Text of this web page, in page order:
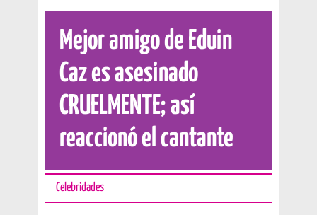
Mejor amigo de Eduin
Caz es asesinado
CRUELMENTE; así
reaccionó el cantante
Celebridades